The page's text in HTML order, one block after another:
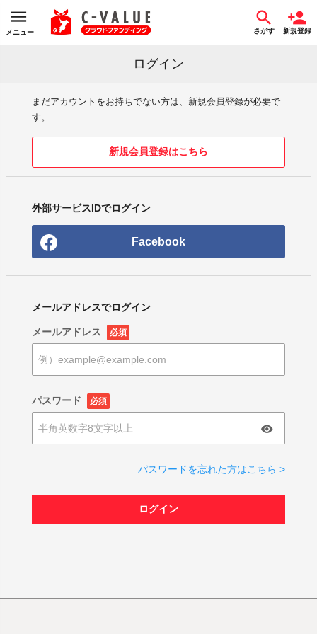
メニュー さがす 新規登録
ログイン
まだアカウントをお持ちでない方は、新規会員登録が必要で
す。
新規会員登録はこちら
外部サービスIDでログイン
Facebook
メールアドレスでログイン
メールアドレス 必須
パスワード 必須
パスワードを忘れた方はこちら >
ログイン